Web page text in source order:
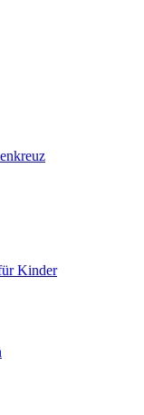
Kinder